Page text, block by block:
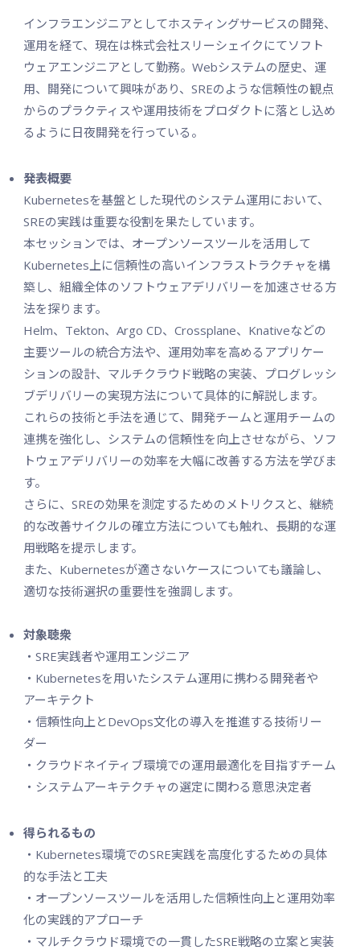
インフラエンジニアとしてホスティングサービスの開発、
運用を経て、現在は株式会社スリーシェイクにてソフト
ウェアエンジニアとして勤務。Webシステムの歴史、運
用、開発について興味があり、SREのような信頼性の観点
からのプラクティスや運用技術をプロダクトに落とし込め
るように日夜開発を行っている。
発表概要
Kubernetesを基盤とした現代のシステム運用において、
SREの実践は重要な役割を果たしています。
本セッションでは、オープンソースツールを活用して
Kubernetes上に信頼性の高いインフラストラクチャを構
築し、組織全体のソフトウェアデリバリーを加速させる方
法を探ります。
Helm、Tekton、Argo CD、Crossplane、Knativeなどの
主要ツールの統合方法や、運用効率を高めるアプリケー
ションの設計、マルチクラウド戦略の実装、プログレッシ
ブデリバリーの実現方法について具体的に解説します。
これらの技術と手法を通じて、開発チームと運用チームの
連携を強化し、システムの信頼性を向上させながら、ソフ
トウェアデリバリーの効率を大幅に改善する方法を学びま
す。
さらに、SREの効果を測定するためのメトリクスと、継続
的な改善サイクルの確立方法についても触れ、長期的な運
用戦略を提示します。
また、Kubernetesが適さないケースについても議論し、
適切な技術選択の重要性を強調します。
対象聴衆
・SRE実践者や運用エンジニア
・Kubernetesを用いたシステム運用に携わる開発者や
アーキテクト
・信頼性向上とDevOps文化の導入を推進する技術リー
ダー
・クラウドネイティブ環境での運用最適化を目指すチーム
・システムアーキテクチャの選定に関わる意思決定者
得られるもの
・Kubernetes環境でのSRE実践を高度化するための具体
的な手法と工夫
・オープンソースツールを活用した信頼性向上と運用効率
化の実践的アプローチ
・マルチクラウド環境での一貫したSRE戦略の立案と実装